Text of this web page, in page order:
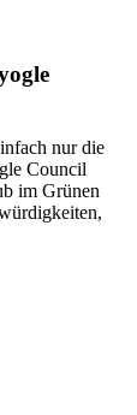
nur die
Council
im Grünen